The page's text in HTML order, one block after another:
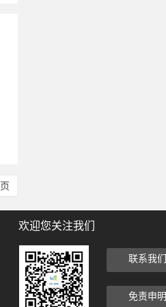
欢迎您关注我们
联系我们
免责申明